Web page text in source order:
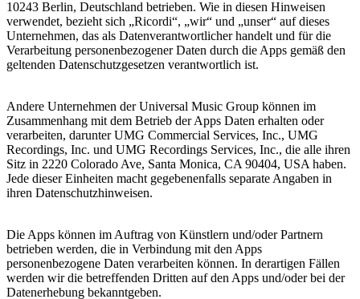
10243 Berlin, Deutschland betrieben. Wie in diesen Hinweisen
verwendet, bezieht sich „Ricordi“, „wir“ und „unser“ auf dieses
Unternehmen, das als Datenverantwortlicher handelt und für die
Verarbeitung personenbezogener Daten durch die Apps gemäß den
geltenden Datenschutzgesetzen verantwortlich ist.
Andere Unternehmen der Universal Music Group können im
Zusammenhang mit dem Betrieb der Apps Daten erhalten oder
verarbeiten, darunter UMG Commercial Services, Inc., UMG
Recordings, Inc. und UMG Recordings Services, Inc., die alle ihren
Sitz in 2220 Colorado Ave, Santa Monica, CA 90404, USA haben.
Jede dieser Einheiten macht gegebenenfalls separate Angaben in
ihren Datenschutzhinweisen.
Die Apps können im Auftrag von Künstlern und/oder Partnern
betrieben werden, die in Verbindung mit den Apps
personenbezogene Daten verarbeiten können. In derartigen Fällen
werden wir die betreffenden Dritten auf den Apps und/oder bei der
Datenerhebung bekanntgeben.